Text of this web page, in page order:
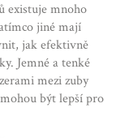
existuje mnoho
jiné mají
jak efektivně
Jemné a tenké
mezi zuby
být lepší pro